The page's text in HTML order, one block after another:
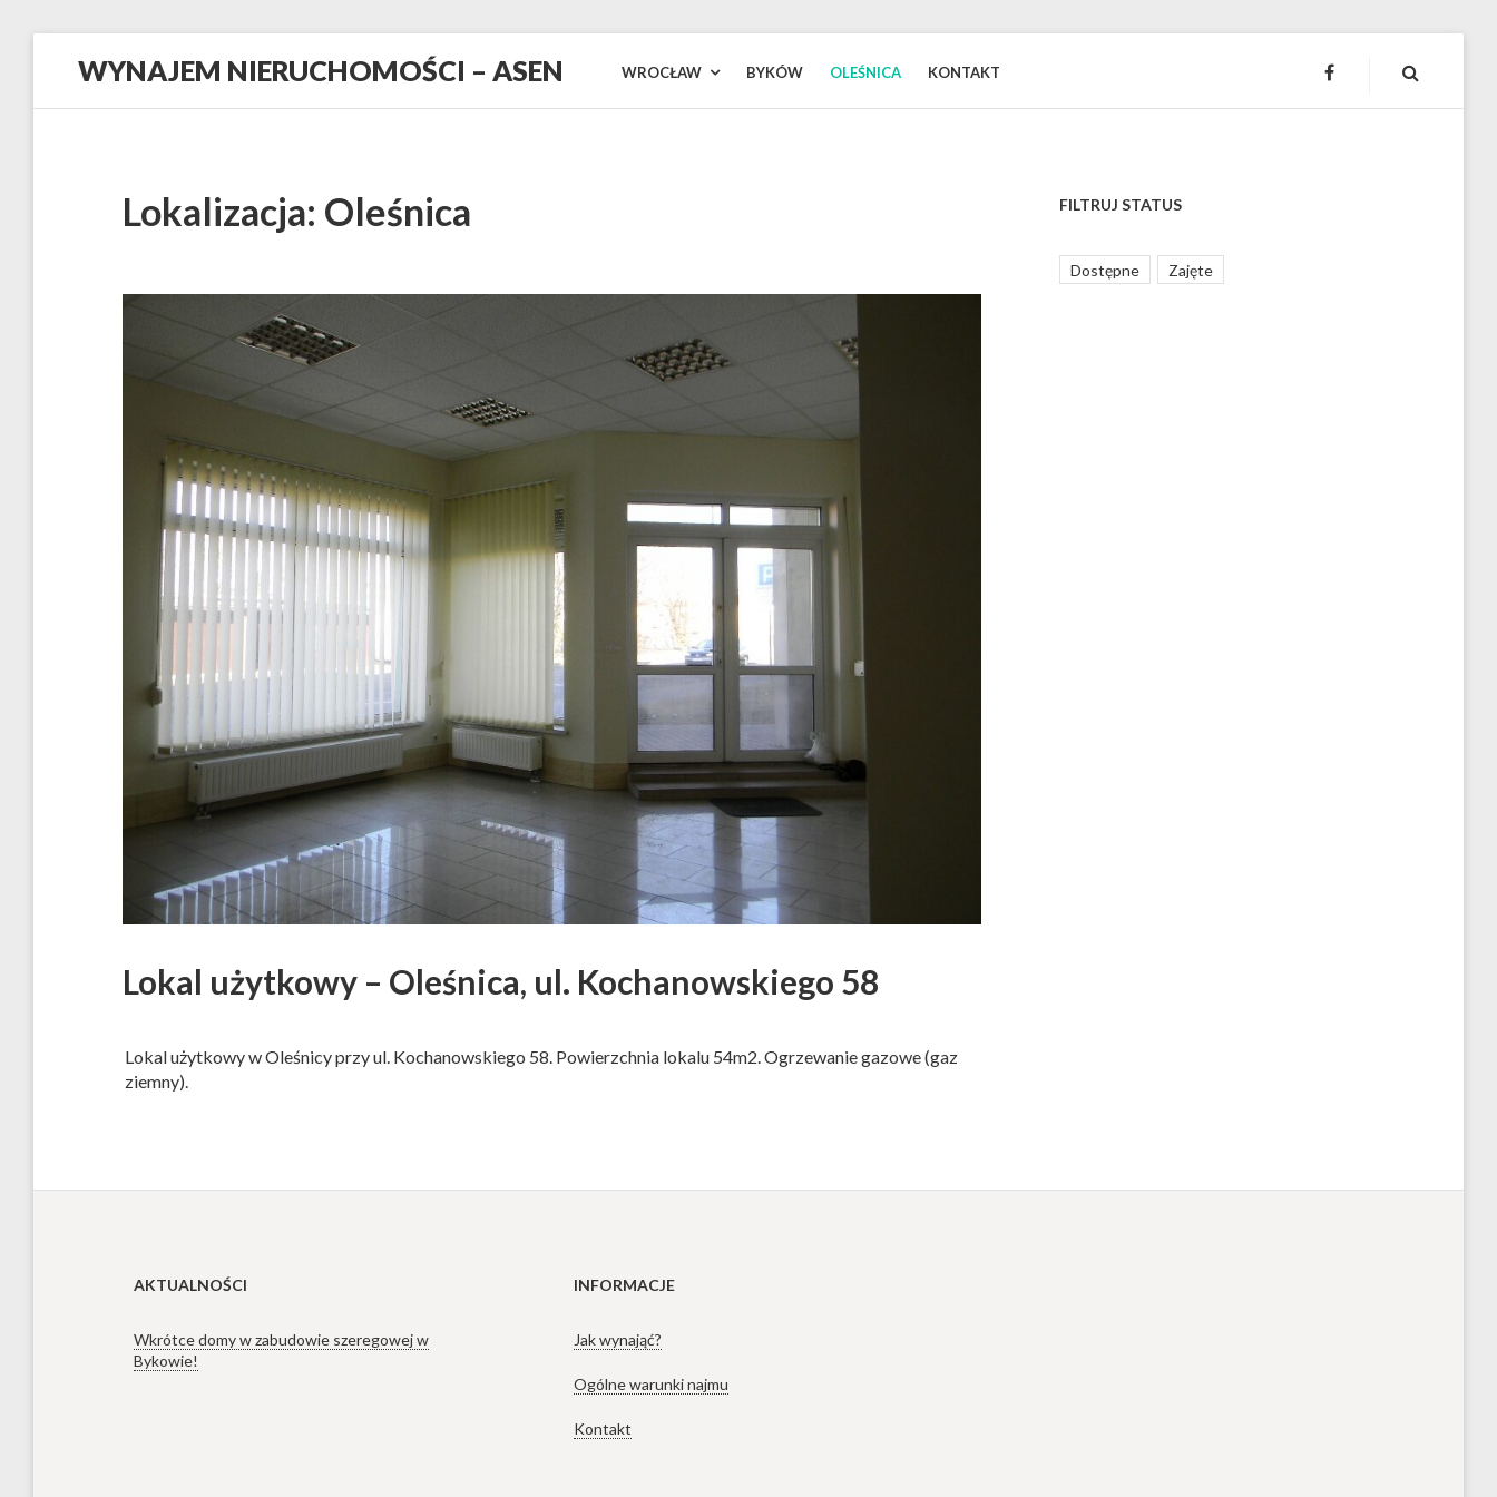
WYNAJEM NIERUCHOMOŚCI – ASEN WROCŁAW BYKÓW OLEŚNICA KONTAKT FACEBOOK
Lokalizacja: Oleśnica
Lokal użytkowy – Oleśnica, ul. Kochanowskiego 58
Lokal użytkowy w Oleśnicy przy ul. Kochanowskiego 58. Powierzchnia lokalu 54m2. Ogrzewanie gazowe (gaz
ziemny).
FILTRUJ STATUS
Dostępne Zajęte
AKTUALNOŚCI
Wkrótce domy w zabudowie szeregowej w
Bykowie!
INFORMACJE
Jak wynająć?
Ogólne warunki najmu
Kontakt